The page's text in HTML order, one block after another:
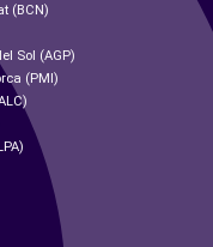
(BCN)
Sol (AGP)
(PMI)